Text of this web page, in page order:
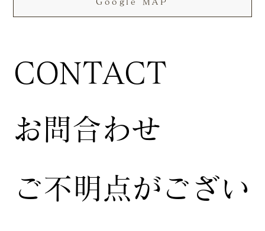
お問合わせ
ご不明点がござい
Google MAP
CONTACT